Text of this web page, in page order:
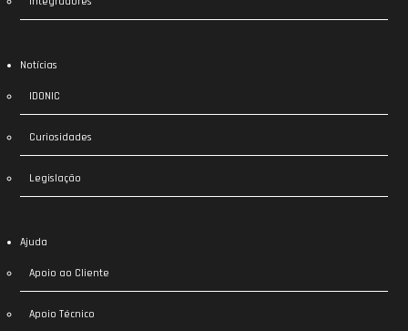
Notícias
IDONIC
Curiosidades
Legislação
Ajuda
Apoio ao Cliente
Apoio Técnico